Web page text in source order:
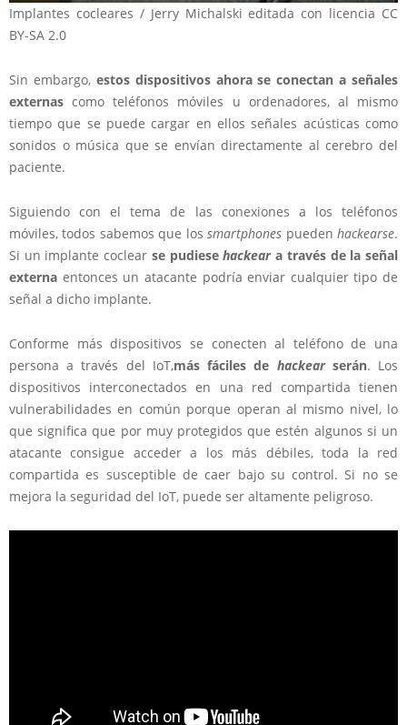
Implantes cocleares / Jerry Michalski editada con licencia CC
BY-SA 2.0
Sin embargo, estos dispositivos ahora se conectan a señales
externas como teléfonos móviles u ordenadores, al mismo
tiempo que se puede cargar en ellos señales acústicas como
sonidos o música que se envían directamente al cerebro del
paciente.
Siguiendo con el tema de las conexiones a los teléfonos
móviles, todos sabemos que lossmartphones puedenhackearse.
Si un implante coclear se pudiesehackeara través de la señal
externa entonces un atacante podría enviar cualquier tipo de
señal a dicho implante.
Conforme más dispositivos se conecten al teléfono de una
persona a través del IoT,más fáciles de hackearserán. Los
dispositivos interconectados en una red compartida tienen
vulnerabilidades en común porque operan al mismo nivel, lo
que significa que por muy protegidos que estén algunos si un
atacante consigue acceder a los más débiles, toda la red
compartida es susceptible de caer bajo su control. Si no se
mejora la seguridad del IoT, puede ser altamente peligroso.